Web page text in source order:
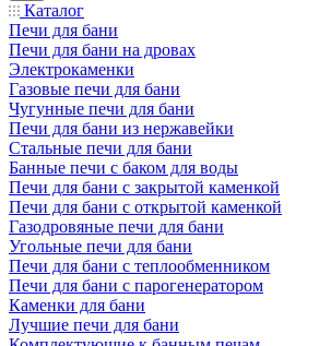
Каталог
Печи для бани
Печи для бани на дровах
Электрокаменки
Газовые печи для бани
Чугунные печи для бани
Печи для бани из нержавейки
Стальные печи для бани
Банные печи с баком для воды
Печи для бани с закрытой каменкой
Печи для бани с открытой каменкой
Газодровяные печи для бани
Угольные печи для бани
Печи для бани с теплообменником
Печи для бани с парогенератором
Каменки для бани
Лучшие печи для бани